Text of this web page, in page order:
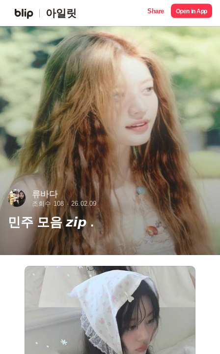
아일릿 Share Open in App
류바다
조회수 108 26.02.09
민주 모음 𝙯𝙞𝙥 .